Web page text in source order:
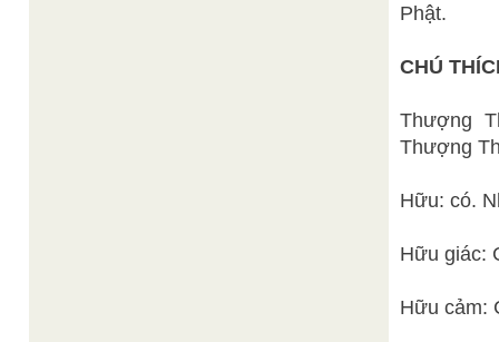
Phật.
CHÚ
Thượng
Thượng
Hữu: có.
Hữu giác:
Hữu cảm: